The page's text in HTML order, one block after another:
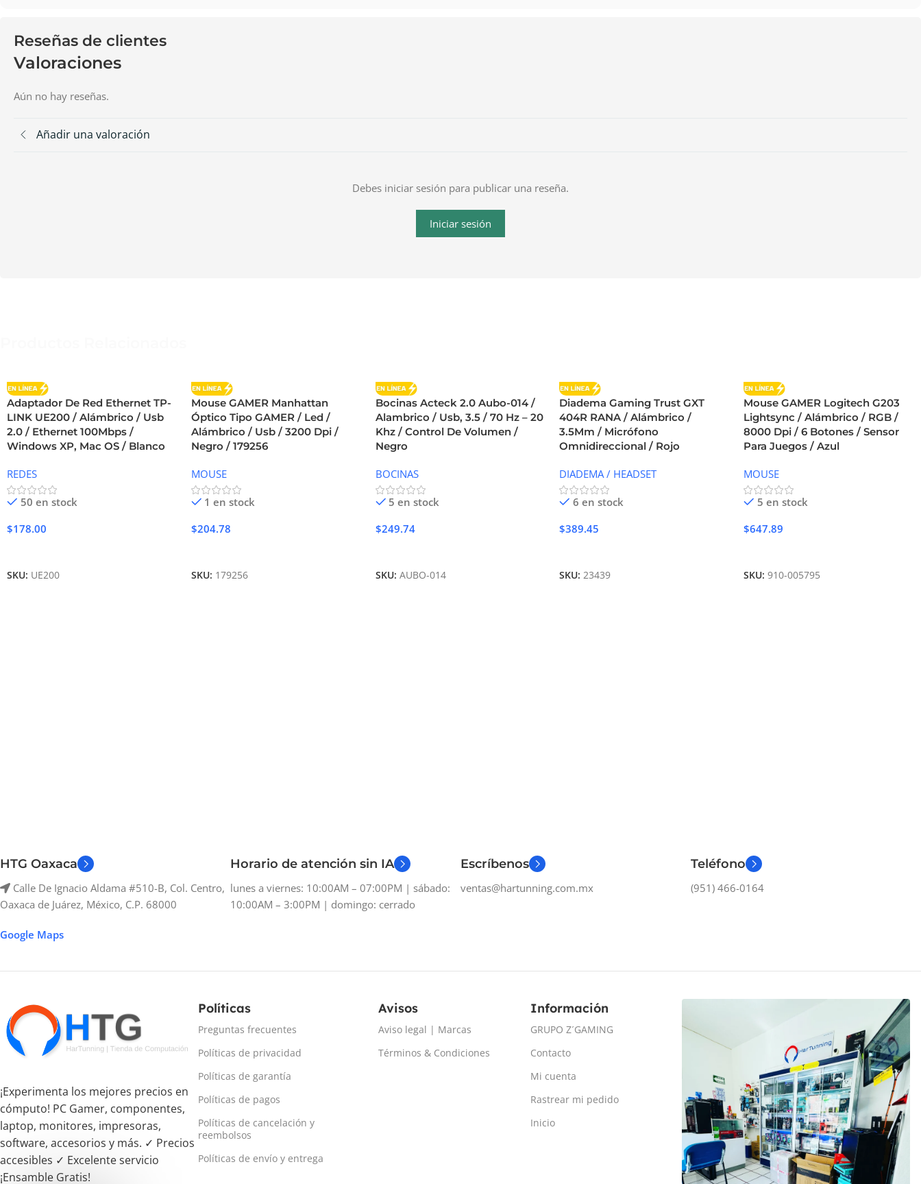
Reseñas de clientes
Valoraciones
Aún no hay reseñas.
Añadir una valoración
Debes iniciar sesión para publicar una reseña.
Iniciar sesión
Adaptador De Red Ethernet TP-
LINK UE200 / Alámbrico / Usb
2.0 / Ethernet 100Mbps /
Windows XP, Mac OS / Blanco
REDES
50 en stock
$178.00
SKU: UE200
Mouse GAMER Manhattan
Óptico Tipo GAMER / Led /
Alámbrico / Usb / 3200 Dpi /
Negro / 179256
MOUSE
1 en stock
$204.78
SKU: 179256
Bocinas Acteck 2.0 Aubo-014 /
Alambrico / Usb, 3.5 / 70 Hz – 20
Khz / Control De Volumen /
Negro
BOCINAS
5 en stock
$249.74
SKU: AUBO-014
Diadema Gaming Trust GXT
404R RANA / Alámbrico /
3.5Mm / Micrófono
Omnidireccional / Rojo
DIADEMA / HEADSET
6 en stock
$389.45
SKU:23439
Mouse GAMER Logitech G203
Lightsync / Alámbrico / RGB /
8000 Dpi / 6 Botones / Sensor
Para Juegos / Azul
MOUSE
5 en stock
$647.89
SKU:910-005795
HTG Oaxaca
Calle De Ignacio Aldama #510-B, Col. Centro,
Oaxaca de Juárez, México, C.P. 68000
Google Maps
Horario de atención sin IA
lunes a viernes: 10:00AM – 07:00PM | sábado:
10:00AM – 3:00PM | domingo: cerrado
Escríbenos
ventas@hartunning.com.mx
Teléfono
(951) 466-0164
¡Experimenta los mejores precios en
cómputo! PC Gamer, componentes,
laptop, monitores, impresoras,
software, accesorios y más. ✓ Precios
accesibles ✓ Excelente servicio
¡Ensamble Gratis!
Políticas
Preguntas frecuentes
Políticas de privacidad
Políticas de garantía
Políticas de pagos
Políticas de cancelación y
reembolsos
Políticas de envío y entrega
Avisos
Aviso legal | Marcas
Términos & Condiciones
Información
GRUPO Z´GAMING
Contacto
Mi cuenta
Rastrear mi pedido
Inicio